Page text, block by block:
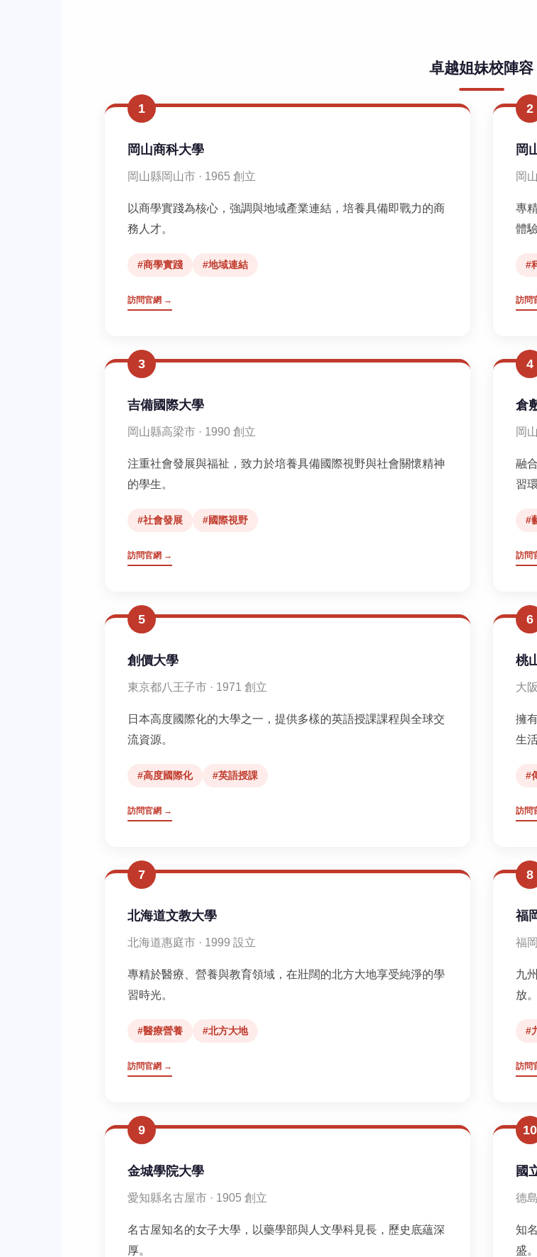
卓越姐妹校陣容
1
岡山商科大學
岡山縣岡山市 · 1965 創立
以商學實踐為核心，強調與地域產業連結，培養具備即戰力的商
務人才。
#商學實踐 #地域連結
訪問官網 →
2
岡
岡
專
體驗
#
訪問
3
吉備國際大學
岡山縣高梁市 · 1990 創立
注重社會發展與福祉，致力於培養具備國際視野與社會關懷精神
的學生。
#社會發展 #國際視野
訪問官網 →
4
倉
岡
融
習
#
訪問
5
創價大學
東京都八王子市 · 1971 創立
日本高度國際化的大學之一，提供多樣的英語授課課程與全球交
流資源。
#高度國際化 #英語授課
訪問官網 →
6
桃
大
擁
生
#
訪問
7
北海道文教大學
北海道惠庭市 · 1999 設立
專精於醫療、營養與教育領域，在壯闊的北方大地享受純淨的學
習時光。
#醫療營養 #北方大地
訪問官網 →
8
福
福
九
放。
#
訪問
9
金城學院大學
愛知縣名古屋市 · 1905 創立
名古屋知名的女子大學，以藥學部與人文學科見長，歷史底蘊深
厚。
10
國
德
知
盛。